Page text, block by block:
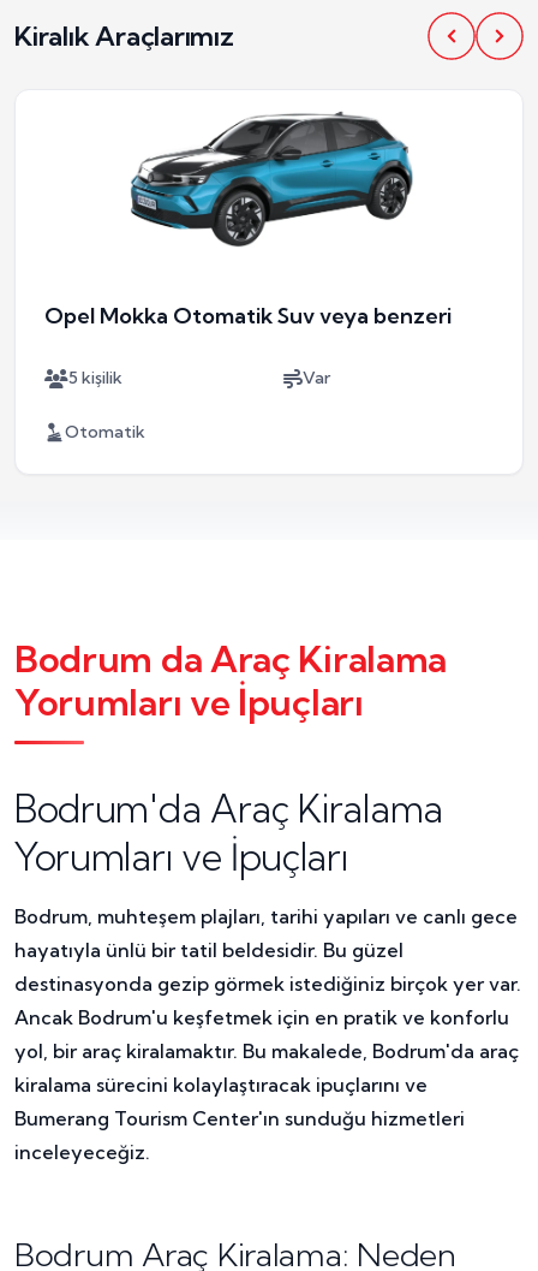
Kiralık Araçlarımız
Opel Mokka Otomatik Suv veya benzeri
5 kişilik Var
Otomatik
Bodrum da Araç Kiralama
Yorumları ve İpuçları
Bodrum'da Araç Kiralama
Yorumları ve İpuçları
Bodrum, muhteşem plajları, tarihi yapıları ve canlı gece
hayatıyla ünlü bir tatil beldesidir. Bu güzel
destinasyonda gezip görmek istediğiniz birçok yer var.
Ancak Bodrum'u keşfetmek için en pratik ve konforlu
yol, bir araç kiralamaktır. Bu makalede, Bodrum'da araç
kiralama sürecini kolaylaştıracak ipuçlarını ve
Bumerang Tourism Center'ın sunduğu hizmetleri
inceleyeceğiz.
Bodrum Araç Kiralama: Neden